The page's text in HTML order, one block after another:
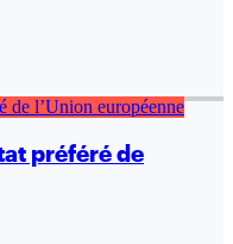
préféré de